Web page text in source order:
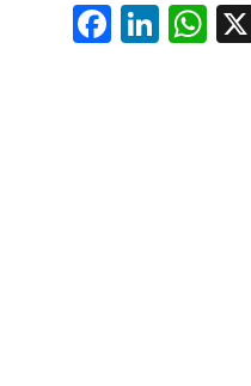
Fa
ce
Li
nk
W
ha